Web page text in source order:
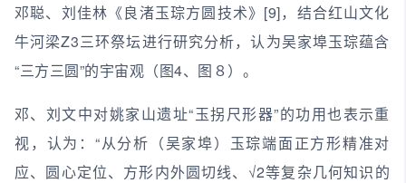
邓聪、刘佳林《良渚玉琮方圆技术》[9]，结合红山文化
牛河梁Z3三环祭坛进行研究分析，认为吴家埠玉琮蕴含
“三方三圆”的宇宙观（图4、图８）。
邓、刘文中对姚家山遗址“玉拐尺形器”的功用也表示重
视，认为：“从分析（吴家埠）玉琮端面正方形精准对
应、圆心定位、方形内外圆切线、√2等复杂几何知识的